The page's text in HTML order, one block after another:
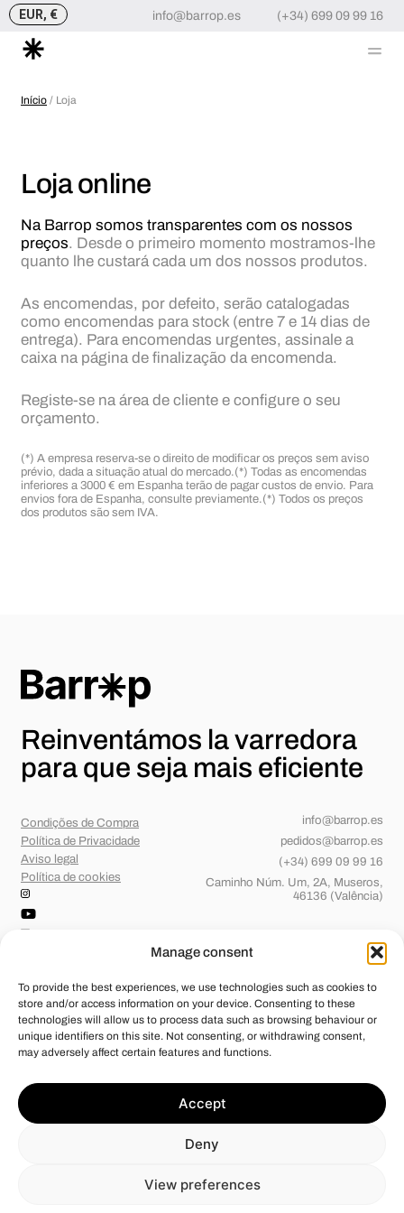
Manage consent
To provide the best experiences, we use technologies such as cookies to
store and/or access information on your device. Consenting to these
technologies will allow us to process data such as browsing behaviour or
unique identifiers on this site. Not consenting, or withdrawing consent,
may adversely affect certain features and functions.
Accept
Deny
View preferences
content
info@barrop.es (+34) 699 09 99 16
EUR, €
Início / Loja
Loja online
Na Barrop somos transparentes com os nossos
preços. Desde o primeiro momento mostramos-lhe
quanto lhe custará cada um dos nossos produtos.
As encomendas, por defeito, serão catalogadas
como encomendas para stock (entre 7 e 14 dias de
entrega). Para encomendas urgentes, assinale a
caixa na página de finalização da encomenda.
Registe-se na área de cliente e configure o seu
orçamento.
(*) A empresa reserva-se o direito de modificar os preços sem aviso
prévio, dada a situação atual do mercado. (*) Todas as encomendas
inferiores a 3000 € em Espanha terão de pagar custos de envio. Para
envios fora de Espanha, consulte previamente. (*) Todos os preços
dos produtos são sem IVA.
Reinventámos la varredora
para que seja mais eficiente
info@barrop.es
pedidos@barrop.es
(+34) 699 09 99 16
Caminho Núm. Um, 2A, Museros,
46136 (Valência)
objetivo é o reforço do crescimento sustentável e a competitividade
das PME, e graças ao qual pôs em marcha um Plano de Ação com o
digital, da promoção online e do comércio eletrónico em mercados
#EuropaSeSiente”
Condições de Compra
Política de Privacidade
Aviso legal
Política de cookies